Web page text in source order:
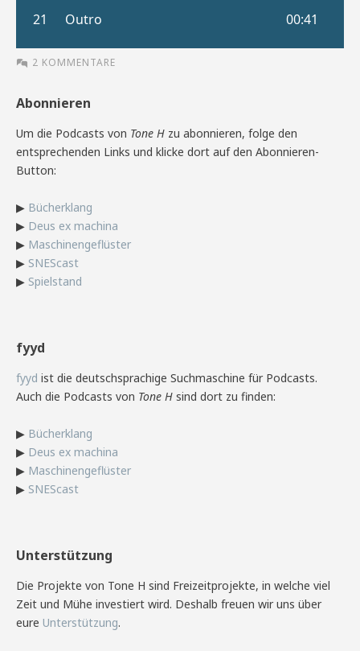
2 KOMMENTARE
Abonnieren
Um die Podcasts von Tone H zu abonnieren, folge den
entsprechenden Links und klicke dort auf den Abonnieren-
Button:
▶ Bücherklang
▶ Deus ex machina
▶ Maschinengeflüster
▶ SNEScast
▶ Spielstand
fyyd
fyyd ist die deutschsprachige Suchmaschine für Podcasts.
Auch die Podcasts von Tone H sind dort zu finden:
▶ Bücherklang
▶ Deus ex machina
▶ Maschinengeflüster
▶ SNEScast
Unterstützung
Die Projekte von Tone H sind Freizeitprojekte, in welche viel
Zeit und Mühe investiert wird. Deshalb freuen wir uns über
eure Unterstützung.